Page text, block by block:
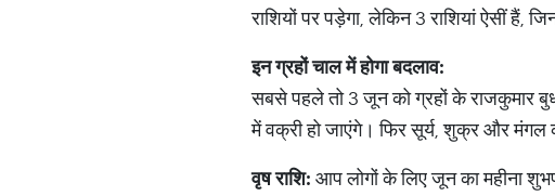
राशियों पर पड़ेगा, लेकिन 3 राशियां ऐसीं हैं,
इनग्रहोंचालमेंहोगाबदलाव:
सबसे पहले तो 3 जून को ग्रहों के राजकुमार
में वक्री हो जाएंगे। फिर सूर्य, शुक्र और मंगल
वृषराशि: आप लोगों के लिए जून का महीना